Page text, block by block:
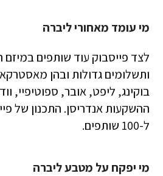
מי עומד מאחורי ליברה
לצד פייסבוק עוד שותפים במיזם
ותשלומים גדולות ובהן
ההשקעות אנדריסן. התכנון של
ל-100 שותפים.
מי יפקח על מטבע ליברה